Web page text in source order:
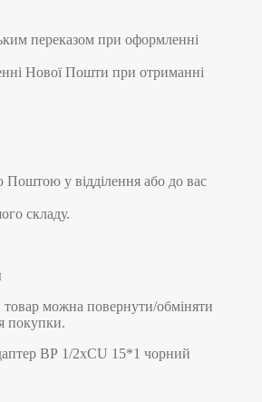
переказом при оформленні
Нової Пошти при отриманні
у відділення або до вас
складу.
товар можна повернути/обміняти
покупки.
ВР 1/2хCU 15*1 чорний